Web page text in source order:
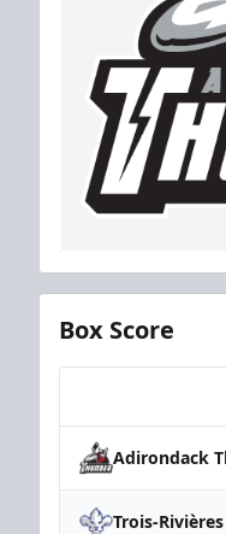
Box Score
Adirondack
Trois-